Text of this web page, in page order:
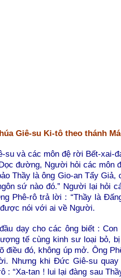
Giê-su Ki-tô theo thánh
su và các môn đệ rời Bết-xai-
đường, Người hỏi các môn
Thầy là ông Gio-an Tẩy
sứ nào đó.” Người lại hỏi
Phê-rô trả lời : “Thầy là
nói với ai về Người.
dạy cho các ông biết :
tế cùng kinh sư loại bỏ,
điều đó, không úp mở. Ông
Nhưng khi Đức Giê-su
: “Xa-tan ! lui lại đàng sau